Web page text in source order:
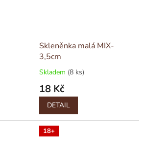
Skleněnka malá MIX-
3,5cm
Skladem (8 ks)
18 Kč
DETAIL
18+